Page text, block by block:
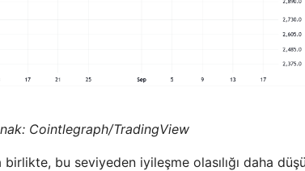
Cointlegraph/TradingView
bu seviyeden iyileşme olasılığı daha